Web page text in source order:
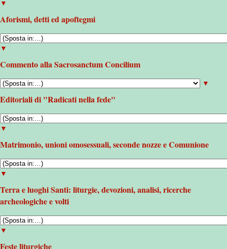
▼
Aforismi, detti ed apoftegmi
▼
Commento alla Sacrosanctum Concilium
▼
Editoriali di "Radicati nella fede"
▼
Matrimonio, unioni omosessuali, seconde nozze e Comunione
▼
Terra e luoghi Santi: liturgie, devozioni, analisi, ricerche
archeologiche e volti
▼
Feste liturgiche